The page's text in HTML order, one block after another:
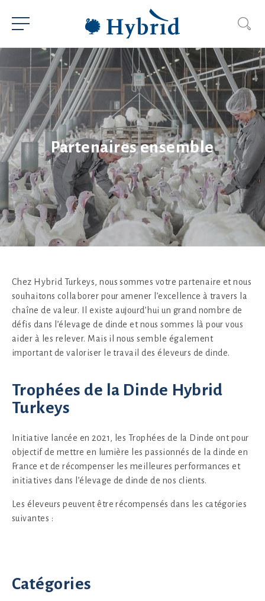
Partenaires ensemble
Chez Hybrid Turkeys, nous sommes votre partenaire et nous
souhaitons collaborer pour amener l’excellence à travers la
chaîne de valeur. Il existe aujourd’hui un grand nombre de
défis dans l’élevage de dinde et nous sommes là pour vous
aider à les relever. Mais il nous semble également
important de valoriser le travail des éleveurs de dinde.
Trophées de la Dinde Hybrid
Turkeys
Initiative lancée en 2021, les Trophées de la Dinde ont pour
objectif de mettre en lumière les passionnés de la dinde en
France et de récompenser les meilleures performances et
initiatives dans l’élevage de dinde de nos clients.
Les éleveurs peuvent être récompensés dans les catégories
suivantes :
Catégories